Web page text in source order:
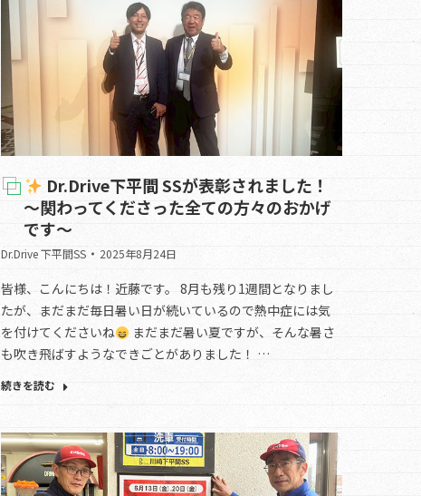
Dr.Drive下平間 SSが表彰されました！
～関わってくださった全ての方々のおかげ
です～
Dr.Drive 下平間SS 2025年8月24日
皆様、こんにちは！近藤です。 8月も残り1週間となりまし
たが、まだまだ毎日暑い日が続いているので熱中症には気
を付けてくださいね
まだまだ暑い夏ですが、そんな暑さ
も吹き飛ばすようなできごとがありました！ …
続きを読む